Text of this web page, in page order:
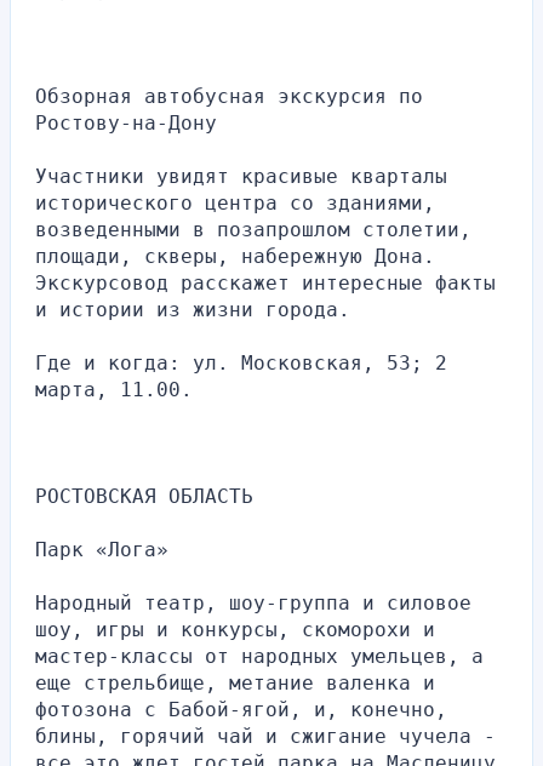
Обзорная автобусная экскурсия по
Ростову-на-Дону
Участники увидят красивые кварталы
исторического центра со зданиями,
возведенными в позапрошлом столетии,
площади, скверы, набережную Дона.
Экскурсовод расскажет интересные факты
и истории из жизни города.
Где и когда: ул. Московская, 53; 2
марта, 11.00.
РОСТОВСКАЯ ОБЛАСТЬ
Парк «Лога»
Народный театр, шоу-группа и силовое
шоу, игры и конкурсы, скоморохи и
мастер-классы от народных умельцев, а
еще стрельбище, метание валенка и
фотозона с Бабой-ягой, и, конечно,
блины, горячий чай и сжигание чучела -